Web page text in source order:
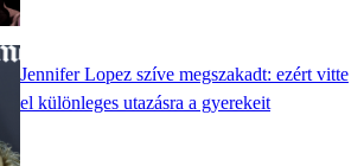
Jennifer Lopez szíve megszakadt: ezért vitte
el különleges utazásra a gyerekeit